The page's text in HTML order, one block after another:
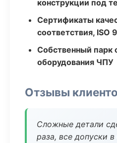
конструкции под
Сертификаты
соответствия, ISO
Собственный парк
оборудования ЧПУ
Отзывы
Сложные детали
раза, все допуски